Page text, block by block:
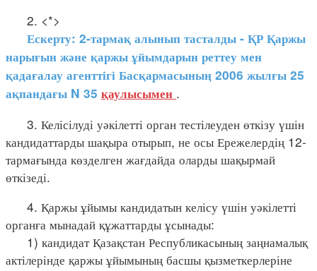
2. <*>
Ескерту: 2-тармақ алынып тасталды - ҚР Қаржы
нарығын және қаржы ұйымдарын реттеу мен
қадағалау агенттігі Басқармасының 2006 жылғы 25
ақпандағы N 35 қаулысымен .
3. Келісілуді уәкілетті орган тестілеуден өткізу үшін
кандидаттарды шақыра отырып, не осы Ережелердің 12-
тармағында көзделген жағдайда оларды шақырмай
өткізеді.
4. Қаржы ұйымы кандидатын келісу үшін уәкілетті
органға мынадай құжаттарды ұсынады:
1) кандидат Қазақстан Республикасының заңнамалық
актілерінде қаржы ұйымының басшы қызметкерлеріне